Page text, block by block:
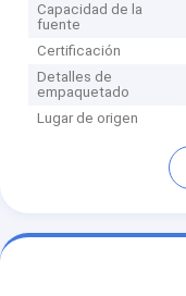
Capacidad de la
fuente
Certificación
Detalles de
empaquetado
Lugar de origen